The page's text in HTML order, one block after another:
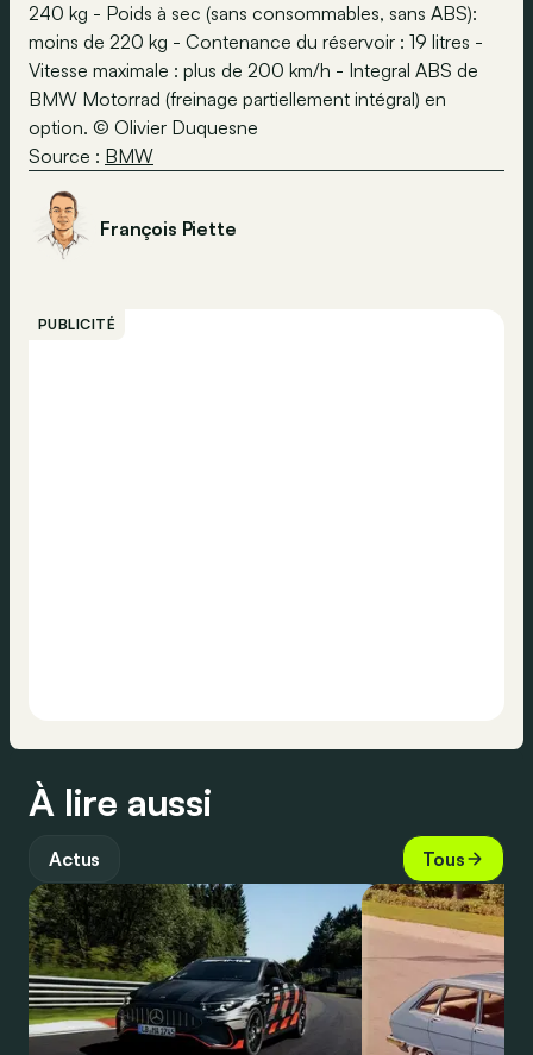
240 kg - Poids à sec (sans consommables, sans ABS):
moins de 220 kg - Contenance du réservoir : 19 litres -
Vitesse maximale : plus de 200 km/h - Integral ABS de
BMW Motorrad (freinage partiellement intégral) en
option. © Olivier Duquesne
Source : BMW
François Piette
PUBLICITÉ
À lire aussi
Actus Tous